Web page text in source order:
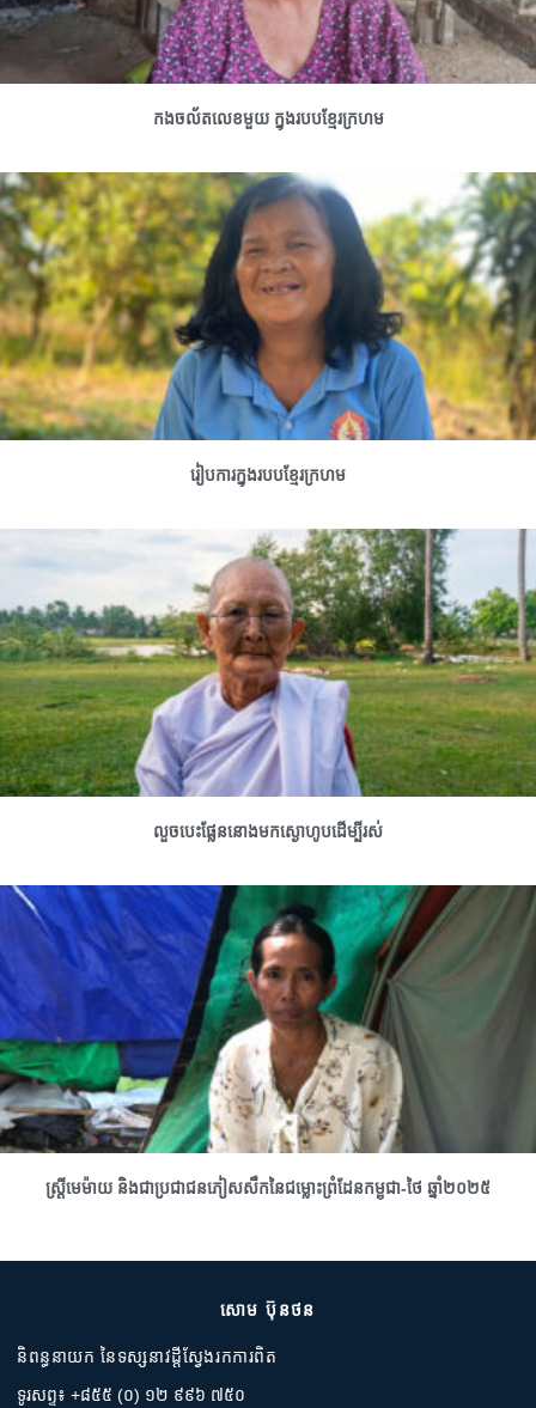
កងចល័តលេខមួយ ក្នុងរបបខ្មែរក្រហម
រៀបការក្នុងរបបខ្មែរក្រហម
លួចបេះផ្លែននោងមកស្ងោហូបដើម្បីរស់
ស្រ្តីមេម៉ាយ និងជាប្រជាជនភៀសសឹកនៃជម្លោះព្រំដែនកម្ពុជា-ថៃ ឆ្នាំ២០២៥
សោម ប៊ុនថន
និពន្ធនាយក នៃទស្សនាវដ្តីស្វែងរកការពិត
ទូរសព្ទ៖ +៨៥៥ (០) ១២ ៩៩៦ ៧៥០